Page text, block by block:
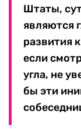
Штаты,
являются
развития
если
угла, не
бы эти